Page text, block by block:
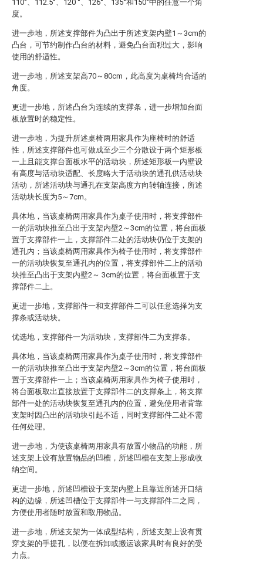
110°、112.5°、120 °、126°、135°和150°中的任意一个角
度。
进一步地，所述支撑部件为凸出于所述支架内壁1～3cm的
凸台，可节约制作凸台的材料，避免凸台面积过大，影响
使用的舒适性。
进一步地，所述支架高70～80cm，此高度为桌椅均合适的
角度。
更进一步地，所述凸台为连续的支撑条，进一步增加台面
板放置时的稳定性。
进一步地，为提升所述桌椅两用家具作为座椅时的舒适
性，所述支撑部件也可做成至少三个分散设于两个矩形板
一上且能支撑台面板水平的活动块，所述矩形板一内壁设
有高度与活动块适配、长度略大于活动块的通孔供活动块
活动，所述活动块与通孔在支架高度方向转轴连接，所述
活动块长度为5～7cm。
具体地，当该桌椅两用家具作为桌子使用时，将支撑部件
一的活动块推至凸出于支架内壁2～3cm的位置，将台面板
置于支撑部件一上，支撑部件二处的活动块仍位于支架的
通孔内；当该桌椅两用家具作为椅子使用时，将支撑部件
一的活动块恢复至通孔内的位置，将支撑部件二上的活动
块推至凸出于支架内壁2～ 3cm的位置，将台面板置于支
撑部件二上。
更进一步地，支撑部件一和支撑部件二可以任意选择为支
撑条或活动块。
优选地，支撑部件一为活动块，支撑部件二为支撑条。
具体地，当该桌椅两用家具作为桌子使用时，将支撑部件
一的活动块推至凸出于支架内壁2～3cm的位置，将台面板
置于支撑部件一上；当该桌椅两用家具作为椅子使用时，
将台面板取出直接放置于支撑部件二的支撑条上，将支撑
部件一处的活动块恢复至通孔内的位置，避免使用者背靠
支架时因凸出的活动块引起不适，同时支撑部件二处不需
任何处理。
进一步地，为使该桌椅两用家具有放置小物品的功能，所
述支架上设有放置物品的凹槽，所述凹槽在支架上形成收
纳空间。
更进一步地，所述凹槽设于支架内壁上且靠近所述开口结
构的边缘，所述凹槽位于支撑部件一与支撑部件二之间，
方便使用者随时放置和取用物品。
进一步地，所述支架为一体成型结构，所述支架上设有贯
穿支架的手提孔，以便在拆卸或搬运该家具时有良好的受
力点。